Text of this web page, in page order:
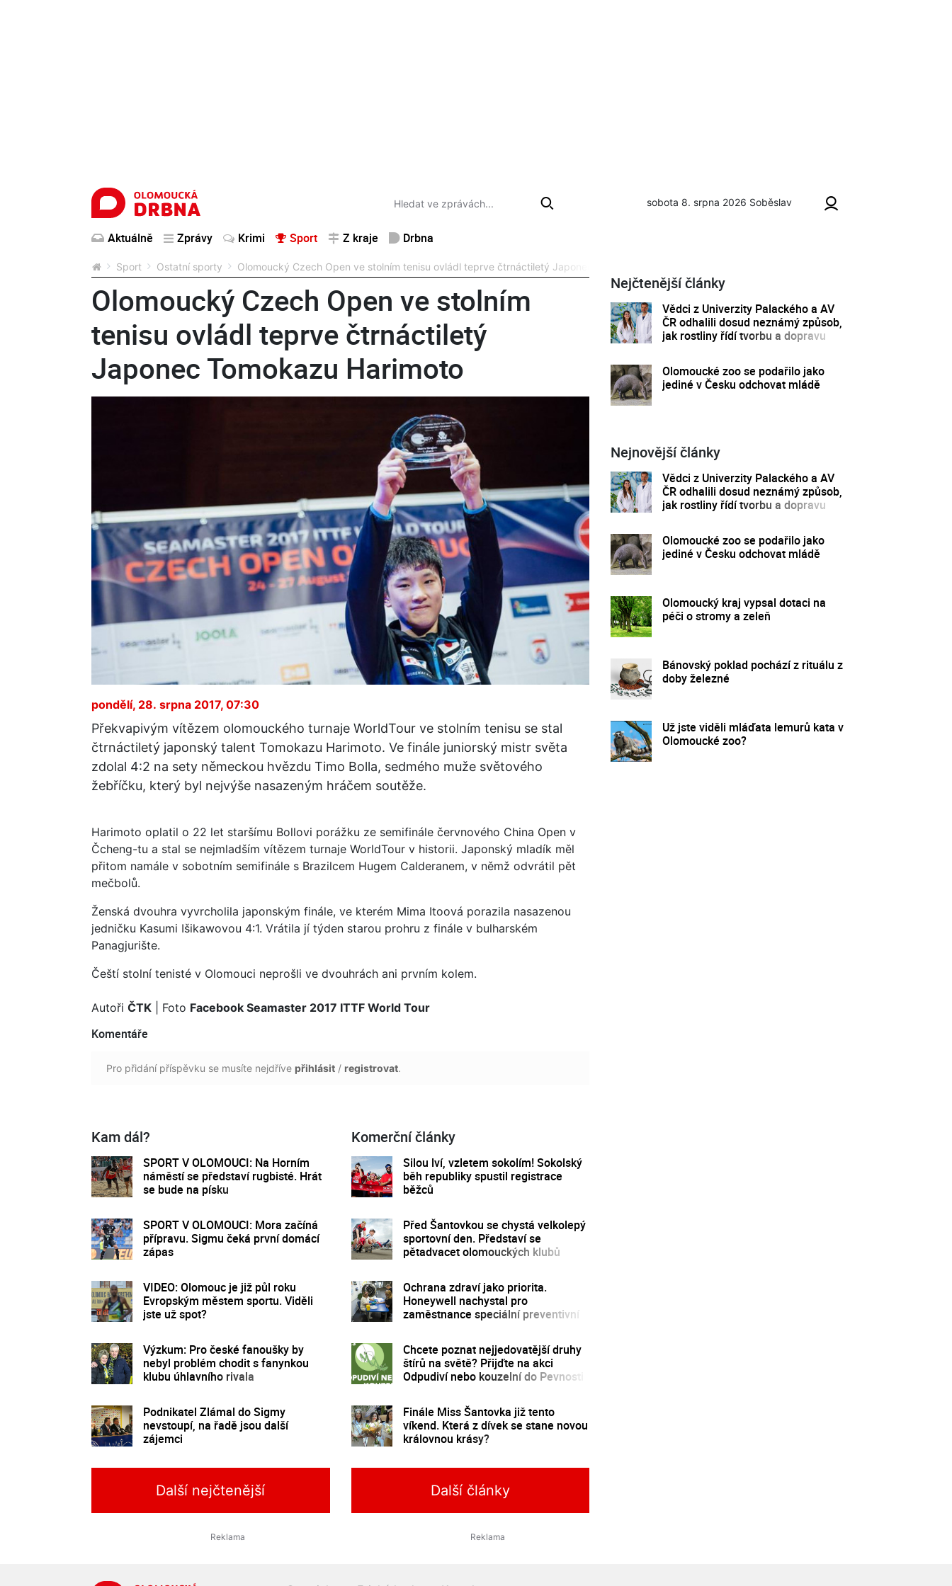
sobota 8. srpna 2026 Soběslav
Aktuálně Zprávy Krimi Sport Z kraje Drbna
Sport Ostatní sporty Olomoucký Czech Open ve stolním tenisu ovládl teprve čtrnáctiletý Japonec Tomokazu Harimoto
Olomoucký Czech Open ve stolním
tenisu ovládl teprve čtrnáctiletý
Japonec Tomokazu Harimoto
pondělí, 28. srpna 2017, 07:30
Překvapivým vítězem olomouckého turnaje WorldTour ve stolním tenisu se stal
čtrnáctiletý japonský talent Tomokazu Harimoto. Ve finále juniorský mistr světa
zdolal 4:2 na sety německou hvězdu Timo Bolla, sedmého muže světového
žebříčku, který byl nejvýše nasazeným hráčem soutěže.
Harimoto oplatil o 22 let staršímu Bollovi porážku ze semifinále červnového China Open v
Čcheng-tu a stal se nejmladším vítězem turnaje WorldTour v historii. Japonský mladík měl
přitom namále v sobotním semifinále s Brazilcem Hugem Calderanem, v němž odvrátil pět
mečbolů.
Ženská dvouhra vyvrcholila japonským finále, ve kterém Mima Itoová porazila nasazenou
jedničku Kasumi Išikawovou 4:1. Vrátila jí týden starou prohru z finále v bulharském
Panagjurište.
Čeští stolní tenisté v Olomouci neprošli ve dvouhrách ani prvním kolem.
Autoři ČTK | Foto Facebook Seamaster 2017 ITTF World Tour
Komentáře
Pro přidání příspěvku se musíte nejdříve přihlásit / registrovat.
Kam dál?
SPORT V OLOMOUCI: Na Horním
náměstí se představí rugbisté. Hrát
se bude na písku
SPORT V OLOMOUCI: Mora začíná
přípravu. Sigmu čeká první domácí
zápas
VIDEO: Olomouc je již půl roku
Evropským městem sportu. Viděli
jste už spot?
Výzkum: Pro české fanoušky by
nebyl problém chodit s fanynkou
klubu úhlavního rivala
Podnikatel Zlámal do Sigmy
nevstoupí, na řadě jsou další
zájemci
Komerční články
Silou lví, vzletem sokolím! Sokolský
běh republiky spustil registrace
běžců
Před Šantovkou se chystá velkolepý
sportovní den. Představí se
pětadvacet olomouckých klubů
Ochrana zdraví jako priorita.
Honeywell nachystal pro
zaměstnance speciální preventivní
Chcete poznat nejjedovatější druhy
štírů na světě? Přijďte na akci
Odpudiví nebo kouzelní do Pevnosti
Finále Miss Šantovka již tento
víkend. Která z dívek se stane novou
královnou krásy?
Další nejčtenější Další články
Nejčtenější články
Vědci z Univerzity Palackého a AV
ČR odhalili dosud neznámý způsob,
jak rostliny řídí tvorbu a dopravu
Olomoucké zoo se podařilo jako
jediné v Česku odchovat mládě
Nejnovější články
Vědci z Univerzity Palackého a AV
ČR odhalili dosud neznámý způsob,
jak rostliny řídí tvorbu a dopravu
Olomoucké zoo se podařilo jako
jediné v Česku odchovat mládě
Olomoucký kraj vypsal dotaci na
péči o stromy a zeleň
Bánovský poklad pochází z rituálu z
doby železné
Už jste viděli mláďata lemurů kata v
Olomoucké zoo?